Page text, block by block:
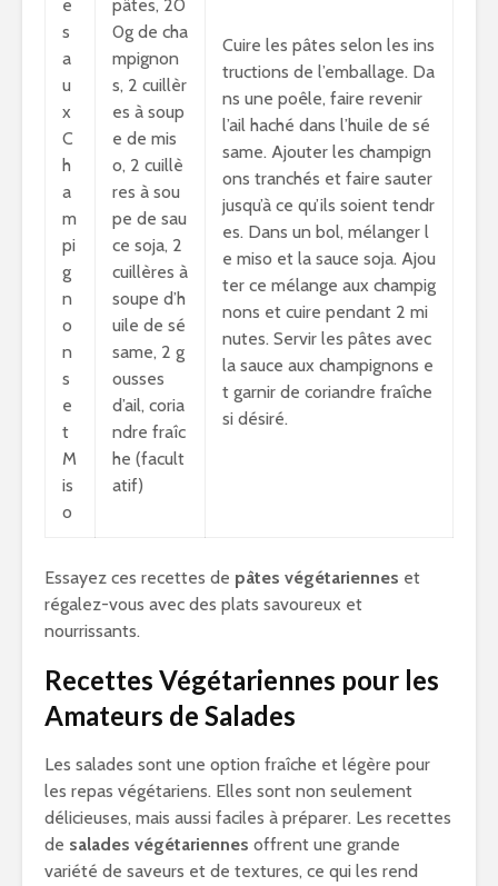
e
s
a
u
x
C
h
a
m
pi
g
n
o
n
s
e
t
M
is
o
pâtes, 20
0g de cha
mpignon
s, 2 cuillèr
es à soup
e de mis
o, 2 cuillè
res à sou
pe de sau
ce soja, 2
cuillères à
soupe d’h
uile de sé
same, 2 g
ousses
d’ail, coria
ndre fraîc
he (facult
atif)
Cuire les pâtes selon les ins
tructions de l’emballage. Da
ns une poêle, faire revenir
l’ail haché dans l’huile de sé
same. Ajouter les champign
ons tranchés et faire sauter
jusqu’à ce qu’ils soient tendr
es. Dans un bol, mélanger l
e miso et la sauce soja. Ajou
ter ce mélange aux champig
nons et cuire pendant 2 mi
nutes. Servir les pâtes avec
la sauce aux champignons e
t garnir de coriandre fraîche
si désiré.
Essayez ces recettes de pâtes végétariennes et
régalez-vous avec des plats savoureux et
nourrissants.
Recettes Végétariennes pour les
Amateurs de Salades
Les salades sont une option fraîche et légère pour
les repas végétariens. Elles sont non seulement
délicieuses, mais aussi faciles à préparer. Les recettes
de salades végétariennes offrent une grande
variété de saveurs et de textures, ce qui les rend